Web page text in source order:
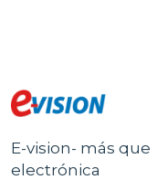
E-vision- más que
electrónica